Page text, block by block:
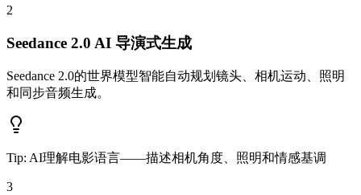
2
Seedance 2.0 AI 导演式生成
Seedance 2.0的世界模型智能自动规划镜头、相机运动、照明
和同步音频生成。
Tip: AI理解电影语言——描述相机角度、照明和情感基调
3